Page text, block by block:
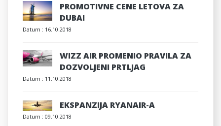
PROMOTIVNE CENE LETOVA ZA
DUBAI
Datum : 16.10.2018
WIZZ AIR PROMENIO PRAVILA ZA
DOZVOLJENI PRTLJAG
Datum : 11.10.2018
EKSPANZIJA RYANAIR-A
Datum : 09.10.2018